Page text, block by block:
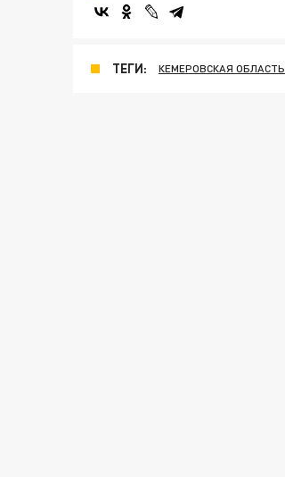
ТЕГИ: КЕМЕРОВСКАЯ ОБЛАСТЬ